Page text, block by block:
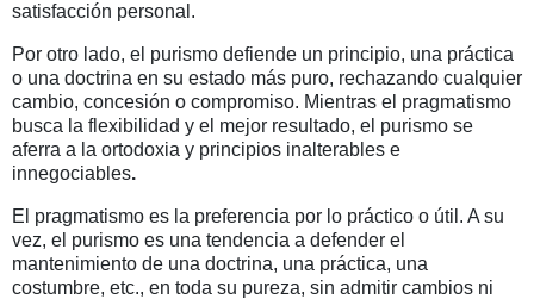
satisfacción personal.
Por otro lado, el purismo defiende un principio, una práctica
o una doctrina en su estado más puro, rechazando cualquier
cambio, concesión o compromiso. Mientras el pragmatismo
busca la flexibilidad y el mejor resultado, el purismo se
aferra a la ortodoxia y principios inalterables e
innegociables.
El pragmatismo es la preferencia por lo práctico o útil. A su
vez, el purismo es una tendencia a defender el
mantenimiento de una doctrina, una práctica, una
costumbre, etc., en toda su pureza, sin admitir cambios ni